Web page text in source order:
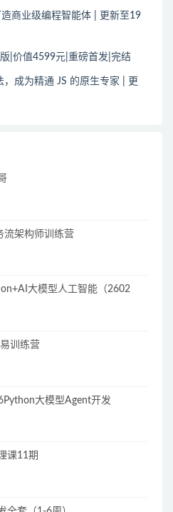
商业级编程智能体 | 更新至19
|价值4599元|重磅首发|完结
，成为精通 JS 的原生专家 | 更
流架构师训练营
大模型人工智能（2602
训练营
大模型Agent开发
课11期